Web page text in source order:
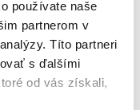
používate naše
partnerom v
Títo partneri
s ďalšími
od vás získali,
a pevnosť.
I1: